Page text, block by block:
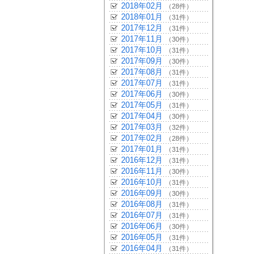
2018年02月 （28件）
2018年01月 （31件）
2017年12月 （31件）
2017年11月 （30件）
2017年10月 （31件）
2017年09月 （30件）
2017年08月 （31件）
2017年07月 （31件）
2017年06月 （30件）
2017年05月 （31件）
2017年04月 （30件）
2017年03月 （32件）
2017年02月 （28件）
2017年01月 （31件）
2016年12月 （31件）
2016年11月 （30件）
2016年10月 （31件）
2016年09月 （30件）
2016年08月 （31件）
2016年07月 （31件）
2016年06月 （30件）
2016年05月 （31件）
2016年04月 （31件）